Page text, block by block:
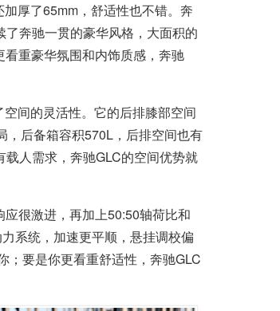
厚了65mm，舒适性也不错。奔
奔驰一贯的豪华风格，大面积的
重豪华氛围和内饰质感，奔驰
间的灵活性。它的后排膝部空间
，后备箱容积570L，后排空间也有
人需求，奔驰GLC的空间优势就
很激进，再加上50:50轴荷比和
系统，加速更平顺，悬挂调校偏
；要是你更看重舒适性，奔驰GLC